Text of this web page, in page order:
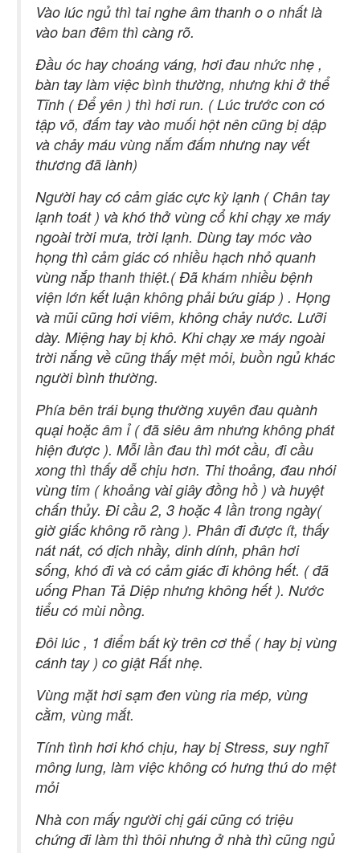
Vào lúc ngủ thì tai nghe âm thanh o o nhất là
vào ban đêm thì càng rõ.
Đầu óc hay choáng váng, hơi đau nhức nhẹ ,
bàn tay làm việc bình thường, nhưng khi ở thể
Tĩnh ( Để yên ) thì hơi run. ( Lúc trước con có
tập võ, đấm tay vào muối hột nên cũng bị dập
và chảy máu vùng nắm đấm nhưng nay vết
thương đã lành)
Người hay có cảm giác cực kỳ lạnh ( Chân tay
lạnh toát ) và khó thở vùng cổ khi chạy xe máy
ngoài trời mưa, trời lạnh. Dùng tay móc vào
họng thì cảm giác có nhiều hạch nhỏ quanh
vùng nắp thanh thiệt.( Đã khám nhiều bệnh
viện lớn kết luận không phải bứu giáp ) . Họng
và mũi cũng hơi viêm, không chảy nước. Lưỡi
dày. Miệng hay bị khô. Khi chạy xe máy ngoài
trời nắng về cũng thấy mệt mỏi, buồn ngủ khác
người bình thường.
Phía bên trái bụng thường xuyên đau quành
quại hoặc âm ỉ ( đã siêu âm nhưng không phát
hiện được ). Mỗi lần đau thì mót cầu, đi cầu
xong thì thấy dễ chịu hơn. Thi thoảng, đau nhói
vùng tim ( khoảng vài giây đồng hồ ) và huyệt
chấn thủy. Đi cầu 2, 3 hoặc 4 lần trong ngày(
giờ giấc không rõ ràng ). Phân đi được ít, thấy
nát nát, có dịch nhầy, dinh dính, phân hơi
sống, khó đi và có cảm giác đi không hết. ( đã
uống Phan Tả Diệp nhưng không hết ). Nước
tiểu có mùi nồng.
Đôi lúc , 1 điểm bất kỳ trên cơ thể ( hay bị vùng
cánh tay ) co giật Rất nhẹ.
Vùng mặt hơi sạm đen vùng ria mép, vùng
cằm, vùng mắt.
Tính tình hơi khó chịu, hay bị Stress, suy nghĩ
mông lung, làm việc không có hưng thú do mệt
mỏi
Nhà con mấy người chị gái cũng có triệu
chứng đi làm thì thôi nhưng ở nhà thì cũng ngủ